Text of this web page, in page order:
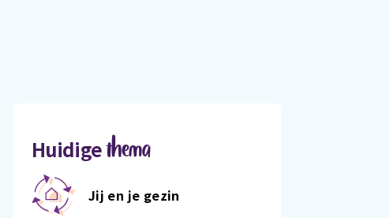
Huidigethema
Jij en je gezin